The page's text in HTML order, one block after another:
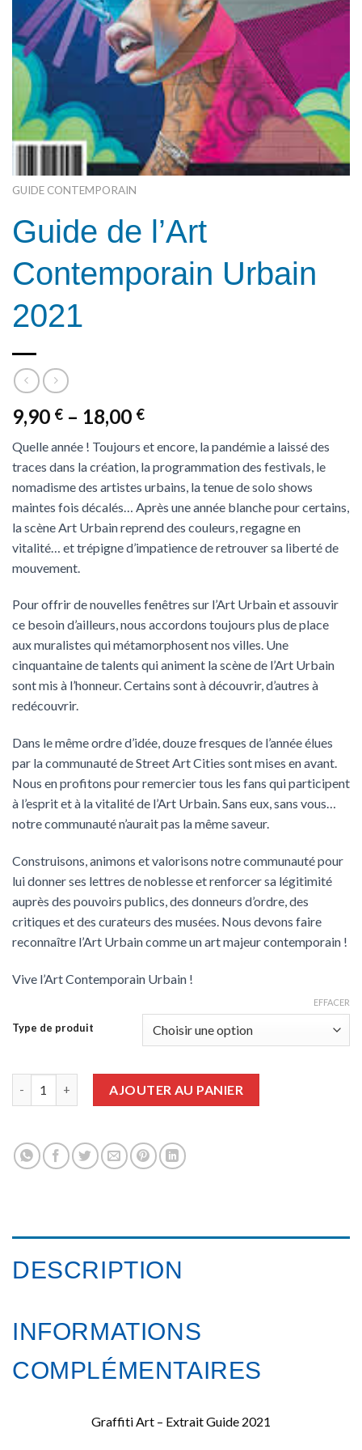
GUIDE CONTEMPORAIN
Guide de l’Art
Contemporain Urbain
2021
9,90 € – 18,00 €
Quelle année ! Toujours et encore, la pandémie a laissé des
traces dans la création, la programmation des festivals, le
nomadisme des artistes urbains, la tenue de solo shows
maintes fois décalés… Après une année blanche pour certains,
la scène Art Urbain reprend des couleurs, regagne en
vitalité… et trépigne d’impatience de retrouver sa liberté de
mouvement.
Pour offrir de nouvelles fenêtres sur l’Art Urbain et assouvir
ce besoin d’ailleurs, nous accordons toujours plus de place
aux muralistes qui métamorphosent nos villes. Une
cinquantaine de talents qui animent la scène de l’Art Urbain
sont mis à l’honneur. Certains sont à découvrir, d’autres à
redécouvrir.
Dans le même ordre d’idée, douze fresques de l’année élues
par la communauté de Street Art Cities sont mises en avant.
Nous en profitons pour remercier tous les fans qui participent
à l’esprit et à la vitalité de l’Art Urbain. Sans eux, sans vous…
notre communauté n’aurait pas la même saveur.
Construisons, animons et valorisons notre communauté pour
lui donner ses lettres de noblesse et renforcer sa légitimité
auprès des pouvoirs publics, des donneurs d’ordre, des
critiques et des curateurs des musées. Nous devons faire
reconnaître l’Art Urbain comme un art majeur contemporain !
Vive l’Art Contemporain Urbain !
Type de produit
EFFACER
AJOUTER AU PANIER
DESCRIPTION
INFORMATIONS
COMPLÉMENTAIRES
Graffiti Art – Extrait Guide 2021